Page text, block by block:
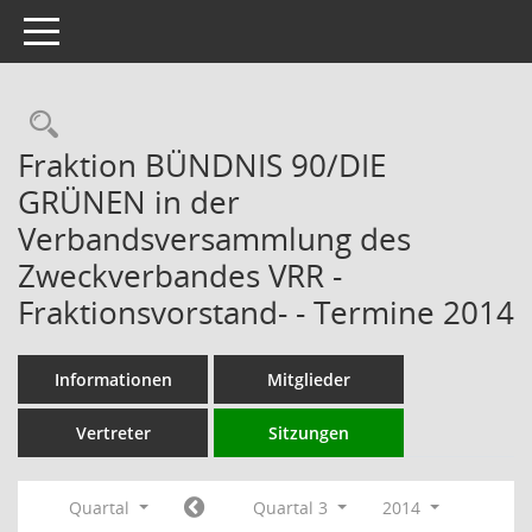
Toggle navigation
Rechercheauswahl
Fraktion BÜNDNIS 90/DIE
GRÜNEN in der
Verbandsversammlung des
Zweckverbandes VRR -
Fraktionsvorstand- - Termine 2014
Informationen Mitglieder
Vertreter Sitzungen
Quartal Quartal 3
2014